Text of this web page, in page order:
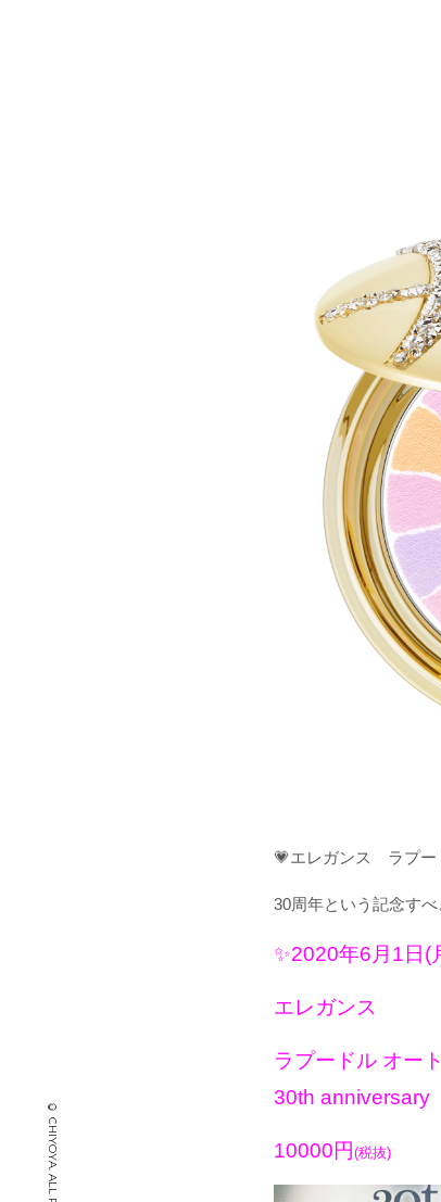
💗エレガンス ラプー
30周年という記念す
✨2020年6月1日(
エレガンス
ラプードル オー
30th anniversary
10000円 (税抜)